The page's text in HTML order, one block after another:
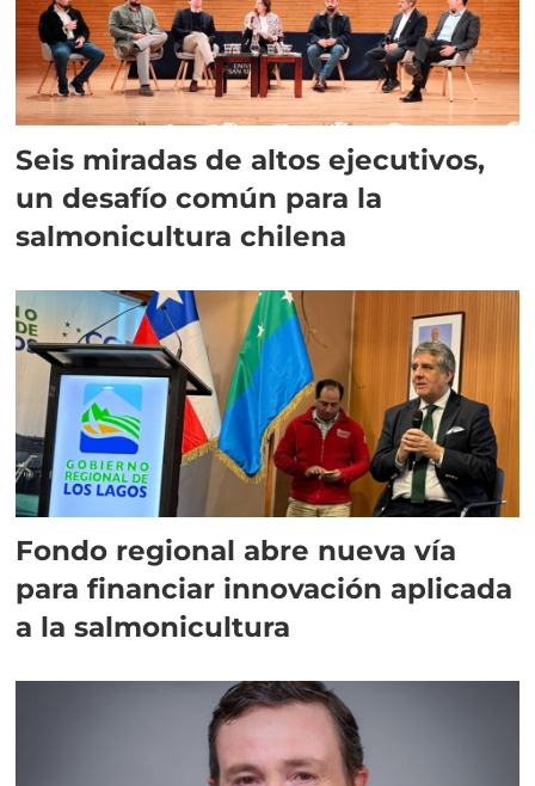
Seis miradas de altos ejecutivos,
un desafío común para la
salmonicultura chilena
Fondo regional abre nueva vía
para financiar innovación aplicada
a la salmonicultura